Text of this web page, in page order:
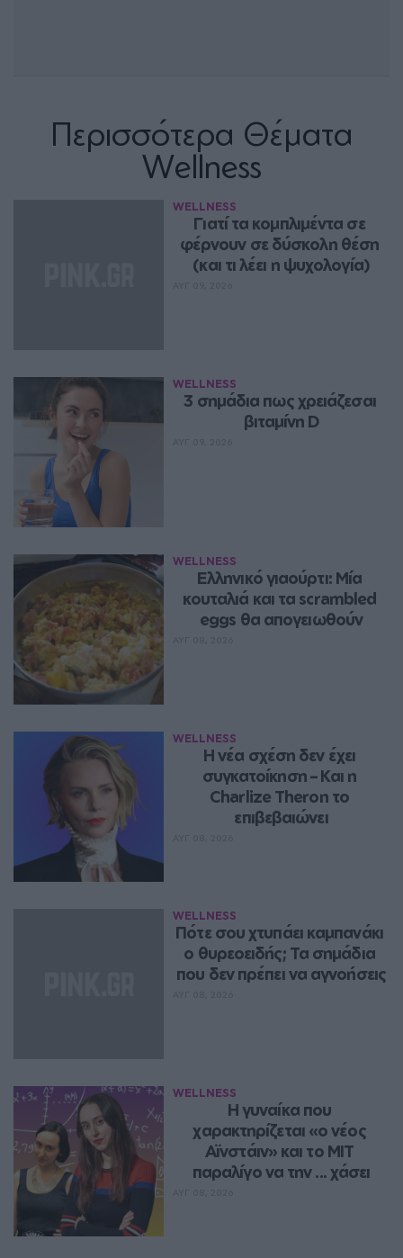
Περισσότερα Θέματα
Wellness
WELLNESS
Γιατί τα κομπλιμέντα σε
φέρνουν σε δύσκολη θέση
(και τι λέει η ψυχολογία)
WELLNESS
3 σημάδια πως χρειάζεσαι
βιταμίνη D
WELLNESS
Ελληνικό γιαούρτι: Μία
κουταλιά και τα scrambled
eggs θα απογειωθούν
WELLNESS
Η νέα σχέση δεν έχει
συγκατοίκηση – Και η
Charlize Theron το
επιβεβαιώνει
WELLNESS
Πότε σου χτυπάει καμπανάκι
ο θυρεοειδής; Τα σημάδια
που δεν πρέπει να αγνοήσεις
WELLNESS
Η γυναίκα που
χαρακτηρίζεται «ο νέος
Αϊνστάιν» και το MIT
παραλίγο να την ... χάσει